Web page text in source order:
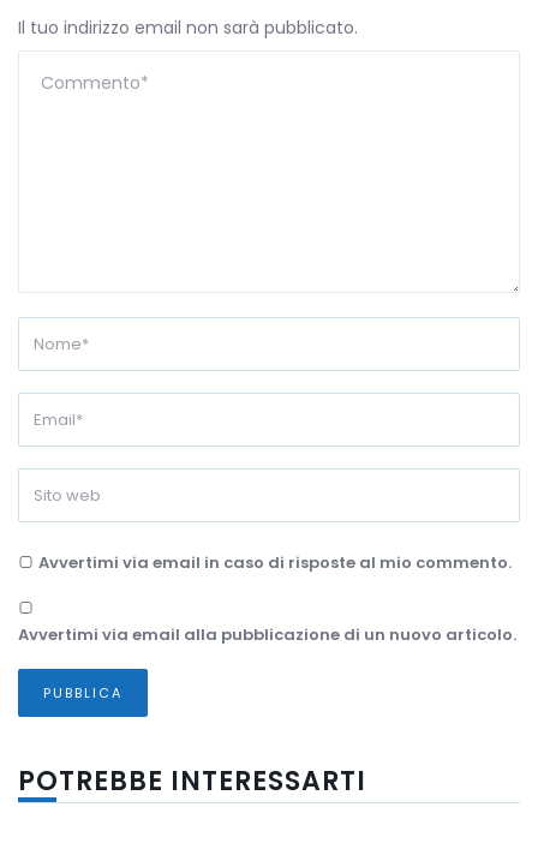
Il tuo indirizzo email non sarà pubblicato.
Avvertimi via email in caso di risposte al mio commento.
Avvertimi via email alla pubblicazione di un nuovo articolo.
POTREBBE INTERESSARTI